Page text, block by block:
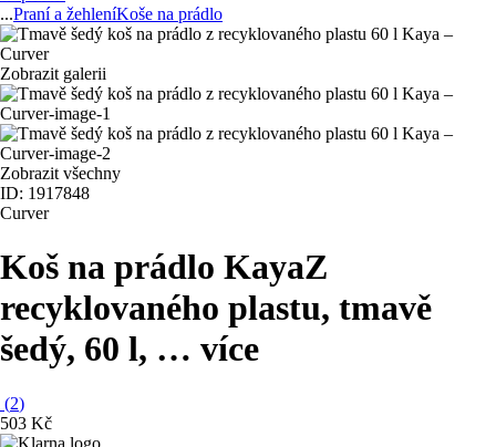
...Praní a žehleníKoše na prádlo
Zobrazit galerii
Zobrazit všechny
ID: 1917848
Curver
Koš na prádlo KayaZ
recyklovaného plastu, tmavě
šedý, 60 l, … více
(2)
503 Kč